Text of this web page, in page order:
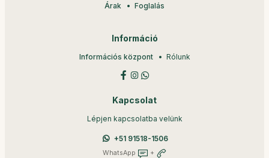
Árak Foglalás
Információ
Információs központ Rólunk
Kapcsolat
Lépjen kapcsolatba velünk
+51 91518-1506
WhatsApp +